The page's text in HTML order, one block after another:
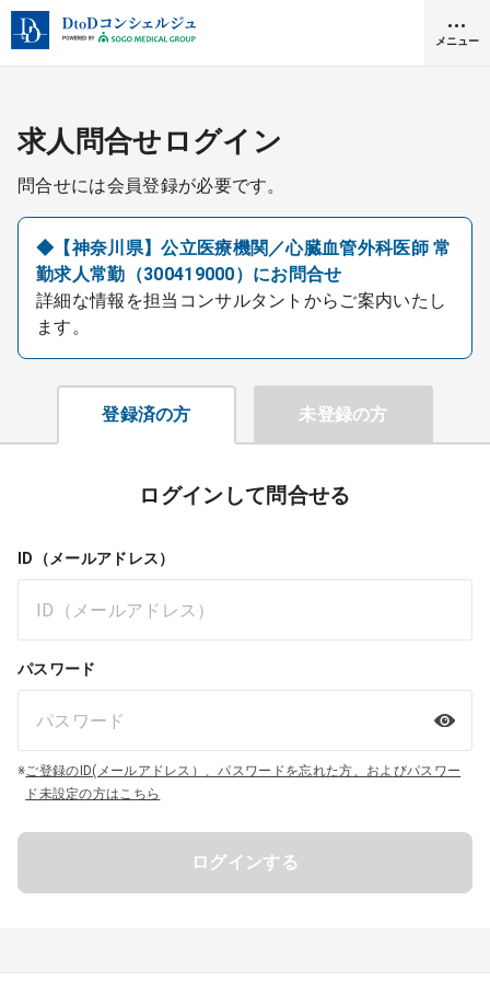
メニュー
クリニック開業
DtoDとは
お問合せ
医院の譲渡・売却をお考えの方
採用をお考えの医療機関の方
求人問合せログイン
問合せには会員登録が必要です。
◆【神奈川県】公立医療機関／心臓血管外科医師 常
勤求人常勤（300419000）にお問合せ
詳細な情報を担当コンサルタントからご案内いたし
ます。
登録済の方 未登録の方
ログインして問合せる
ID（メールアドレス）
パスワード
※ご登録のID(メールアドレス）、パスワードを忘れた方、およびパスワー
ド未設定の方はこちら
ログインする